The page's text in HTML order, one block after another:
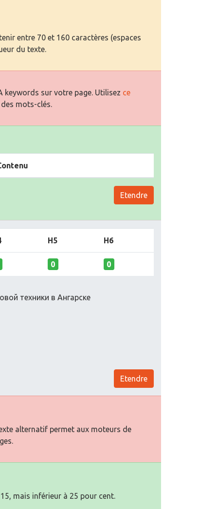
entre 70 et 160 caractères (espaces
du texte.
keywords sur votre page. Utilisez ce
mots-clés.
Etendre
H5 H6
0 0
техники в Ангарске
Etendre
alternatif permet aux moteurs de
mais inférieur à 25 pour cent.